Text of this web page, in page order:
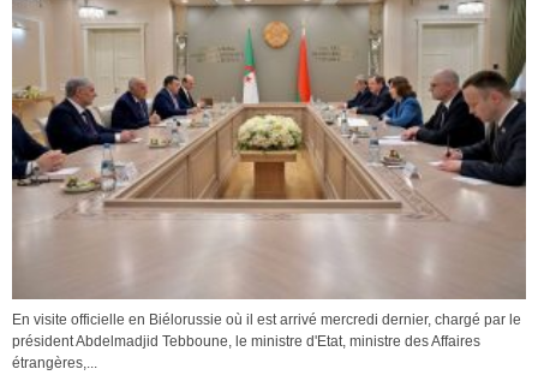
En visite officielle en Biélorussie où il est arrivé mercredi dernier, chargé par le
président Abdelmadjid Tebboune, le ministre d'Etat, ministre des Affaires
étrangères,...